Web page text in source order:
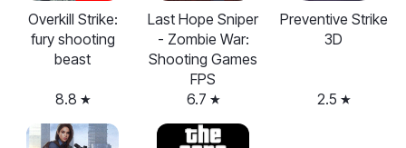
Overkill Strike:
fury shooting
beast
8.8
Last Hope Sniper
- Zombie War:
Shooting Games
FPS
6.7
Preventive Strike
3D
2.5